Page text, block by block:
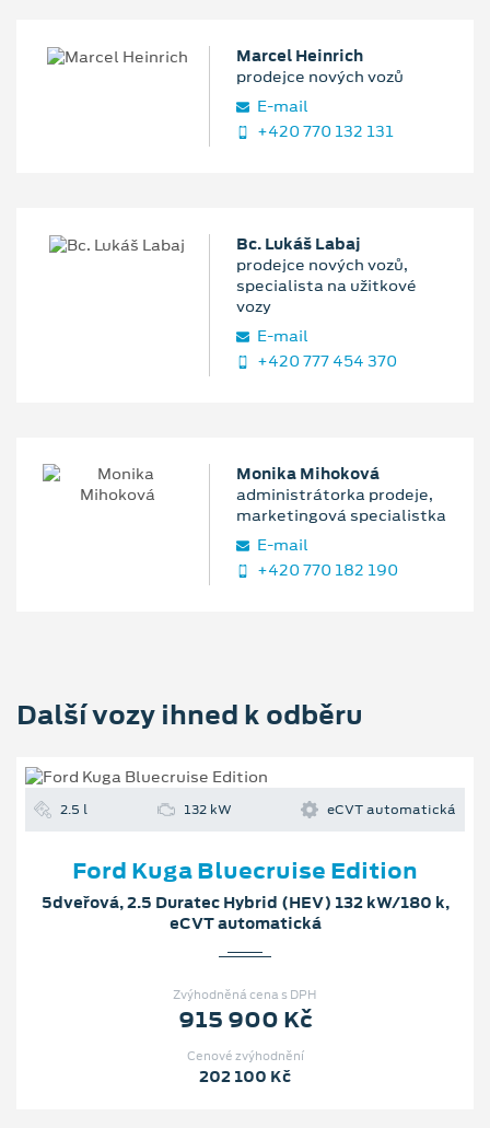
Marcel Heinrich
prodejce nových vozů
E‑mail
+420 770 132 131
Bc. Lukáš Labaj
prodejce nových vozů,
specialista na užitkové
vozy
E‑mail
+420 777 454 370
Monika Mihoková
administrátorka prodeje,
marketingová specialistka
E‑mail
+420 770 182 190
Další vozy ihned k odběru
2.5 l 132 kW eCVT automatická
Ford Kuga Bluecruise Edition
5dveřová, 2.5 Duratec Hybrid (HEV) 132 kW/180 k,
eCVT automatická
Zvýhodněná cena s DPH
915 900 Kč
Cenové zvýhodnění
202 100 Kč